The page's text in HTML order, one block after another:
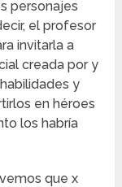
personajes
el profesor
invitarla a
creada por y
y
en héroes
los habría
que x